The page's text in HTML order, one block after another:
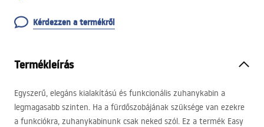
Kérdezzen a termékről
Termékleírás
Egyszerű, elegáns kialakítású és funkcionális zuhanykabin a
legmagasabb szinten. Ha a fürdőszobájának szüksége van ezekre
a funkciókra, zuhanykabinunk csak neked szól. Ez a termék Easy